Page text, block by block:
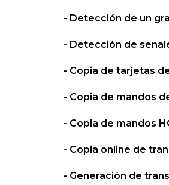
- Detección de un
- Detección de
- Copia de tarjetas
- Copia de mandos
- Copia de mandos
- Copia online de
- Generación de